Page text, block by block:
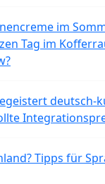
im
Tag im
deutsch-
Tipps für